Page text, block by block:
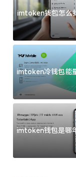
imtoken钱包怎么
址？三步搞定
imtoken冷钱包能
过来人告诉
imtoken钱包是哪
一文给你说